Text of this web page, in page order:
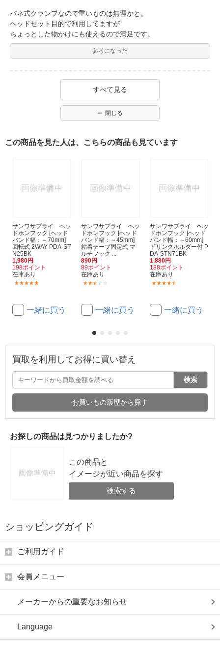
バネ式クランプなので重いものは無理かと。
ヘッドセット目的で利用してますが
ちょっとした物かけにも使えるので満足です。
参考になった
すべて見る
閉じる
この商品を見た人は、こちらの商品も見ています
サンワサプライ ヘッ
ドホンフック [ヘッド
バンド幅：～70mm]
回転式 2WAY PDA-ST
N25BK
1,980円
198ポイント
在庫あり
一緒に買う
サンワサプライ ヘッ
ドホンフック [ヘッド
バンド幅：～45mm]
粘着テープ固定式 マ
ルチフック ...
890円
89ポイント
在庫あり
一緒に買う
サンワサプライ ヘッ
ドホンフック [ヘッド
バンド幅：～60mm]
ドリンクホルダー付 P
DA-STN71BK
1,880円
188ポイント
在庫あり
一緒に買う
買取を利用してお得に買い替え
検索
お買いもの履歴から探す
お探しの商品は見つかりましたか?
この商品と
イメージが近い商品を探す
検索する
ショッピングガイド
ご利用ガイド
会員メニュー
メーカーからの重要なお知らせ
Language